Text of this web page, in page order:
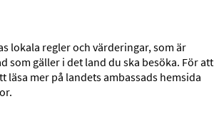
lokala regler och värderingar, som är
som gäller i det land du ska besöka. För att
mer på landets ambassads hemsida